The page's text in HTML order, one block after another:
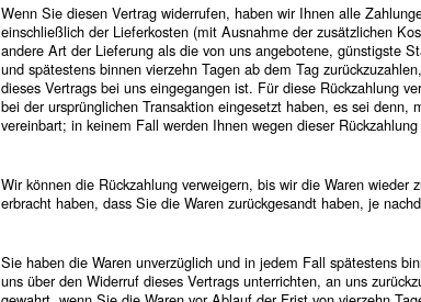
Wenn Sie diesen Vertrag widerrufen, haben wir Ihnen alle
einschließlich der Lieferkosten (mit Ausnahme der zusätzlichen
andere Art der Lieferung als die von uns angebotene, günstigste
und spätestens binnen vierzehn Tagen ab dem Tag
dieses Vertrags bei uns eingegangen ist. Für diese Rückzahlung
bei der ursprünglichen Transaktion eingesetzt haben, es sei denn,
vereinbart; in keinem Fall werden Ihnen wegen dieser
Wir können die Rückzahlung verweigern, bis wir die Waren wieder
erbracht haben, dass Sie die Waren zurückgesandt haben, je
Sie haben die Waren unverzüglich und in jedem Fall spätestens
uns über den Widerruf dieses Vertrags unterrichten, an uns